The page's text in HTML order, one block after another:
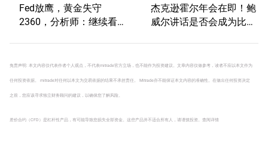
Fed放鹰，黄金失守
2360，分析师：继续看
杰克逊霍尔年会在即！鲍
威尔讲话是否会成为比特
免责声明: 本文内容仅代表作者个人观点，不代表mitrade官方立场，也不能作为投资建议。文章内容仅做参考，读者不应以本文作为
任何投资依据。 mitrade对任何以本文为交易依据的结果不承担责任。 Mitrade亦不能保证本文内容的准确性。在做出任何投资决定
之前，您应该寻求独立财务顾问的建议，以确保您了解风险。
差价合约（CFD）是杠杆性产品，有可能导致您损失全部资金。这些产品并不适合所有人，请谨慎投资。 查阅详情